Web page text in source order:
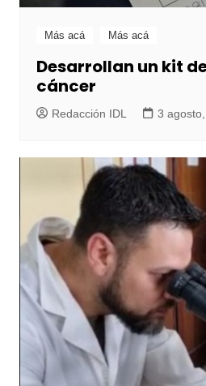
Más acá Más acá
Desarrollan un kit
cáncer
Redacción IDL 3